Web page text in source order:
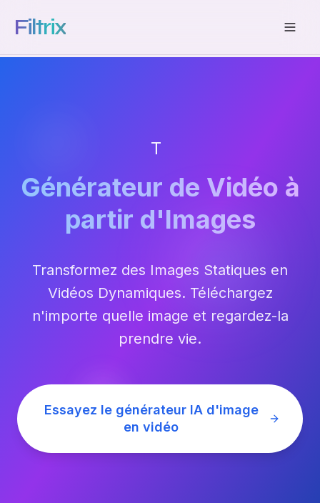
Filtrix
Tout en Un
Générateur de Vidéo à
partir d'Images
Transformez des Images Statiques en
Vidéos Dynamiques. Téléchargez
n'importe quelle image et regardez-la
prendre vie.
Essayez le générateur IA d'image
en vidéo